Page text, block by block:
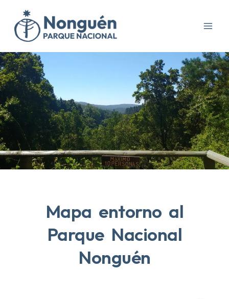
contenido
Mapa entorno al
Parque Nacional
Nonguén